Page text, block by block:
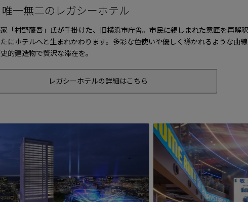
唯一無二のレガシーホテル
「村野藤吾」氏が手掛けた、旧横浜市庁舎。市民に親しまれた意匠を再解
にホテルへと生まれかわります。多彩な色使いや優しく導かれるような曲
的建造物で贅沢な滞在を。
レガシーホテルの詳細はこちら